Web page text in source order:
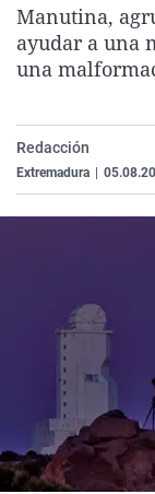
Manutina,
ayudar a una
una
Redacción
Extremadura